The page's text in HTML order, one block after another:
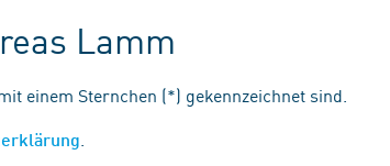
Lamm
einem Sternchen (*) gekennzeichnet sind.